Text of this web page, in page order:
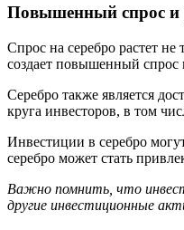
Повышенный спрос и
Спрос на серебро растет
создает повышенный спрос
Серебро также является
круга инвесторов, в том
Инвестиции в серебро
серебро может стать
Важно помнить, что
другие инвестиционные